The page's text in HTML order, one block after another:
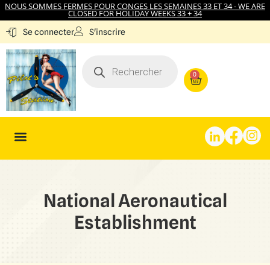
NOUS SOMMES FERMES POUR CONGES LES SEMAINES 33 ET 34 - WE ARE
CLOSED FOR HOLIDAY WEEKS 33 + 34
Se connecter S'inscrire
0
National Aeronautical
Establishment